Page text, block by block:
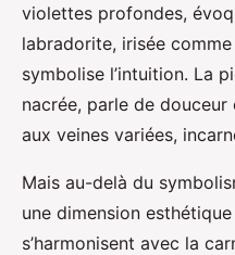
violettes profondes,
labradorite, irisée comme
symbolise l’intuition. La
nacrée, parle de douceur
aux veines variées,
Mais au-delà du
une dimension
s’harmonisent avec la